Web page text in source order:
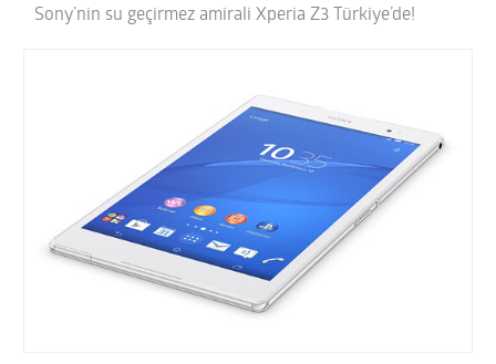
Sony’nin su geçirmez amirali Xperia Z3 Türkiye’de!